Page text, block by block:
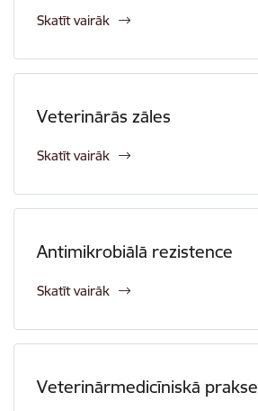
Skatīt vairāk
Veterinārās zāles
Skatīt vairāk
Antimikrobiālā rezistence
Skatīt vairāk
Veterinārmedicīniskā prakse